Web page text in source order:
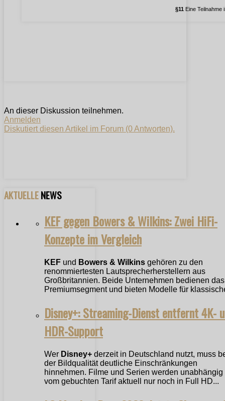
§11 Eine Teilnahme
An dieser Diskussion teilnehmen.
Anmelden
Diskutiert diesen Artikel im Forum (0 Antworten).
AKTUELLENEWS
KEF gegen Bowers & Wilkins: Zwei HiFi-
Konzepte im Vergleich
KEF und Bowers & Wilkins gehören zu den
renommiertesten Lautsprecherherstellern aus
Großbritannien. Beide Unternehmen bedienen das
Premiumsegment und bieten Modelle für
Disney+: Streaming-Dienst entfernt 4K-
HDR-Support
Wer Disney+ derzeit in Deutschland nutzt, muss
der Bildqualität deutliche Einschränkungen
hinnehmen. Filme und Serien werden unabhängig
vom gebuchten Tarif aktuell nur noch in Full HD...